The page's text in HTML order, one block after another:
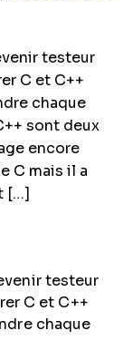
testeur
C et C++
chaque
sont deux
encore
C mais il a
[…]
testeur
C et C++
chaque